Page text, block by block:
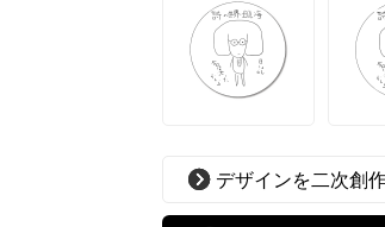
デザインを二次創